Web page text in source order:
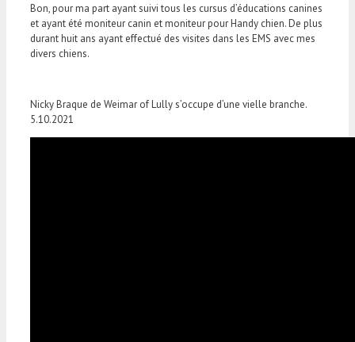
Bon, pour ma part ayant suivi tous les cursus d’éducations canines
et ayant été moniteur canin et moniteur pour Handy chien. De plus
durant huit ans ayant effectué des visites dans les EMS avec mes
divers chiens.
Nicky Braque de Weimar of Lully s’occupe d’une vielle branche.
5.10.2021